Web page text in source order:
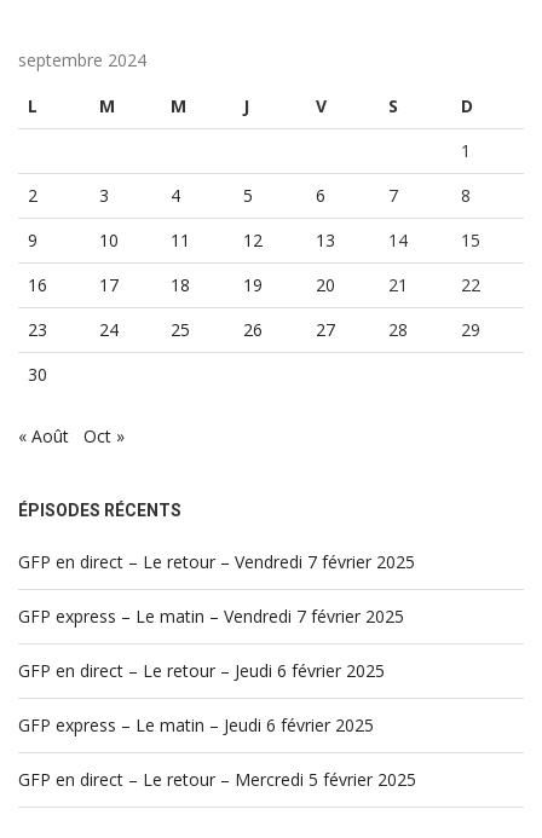
septembre 2024
L
M M J V S
D
1
2
3 4 5 6 7
8
9
10 11 12 13 14
15
16
17 18 19 20 21
22
23
24 25 26 27 28
29
30
« Août Oct »
ÉPISODES RÉCENTS
GFP en direct – Le retour – Vendredi 7 février 2025
GFP express – Le matin – Vendredi 7 février 2025
GFP en direct – Le retour – Jeudi 6 février 2025
GFP express – Le matin – Jeudi 6 février 2025
GFP en direct – Le retour – Mercredi 5 février 2025